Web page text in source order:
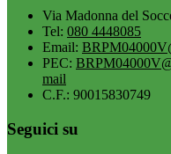
Via Madonna del
Tel: 080 4448085
Email:
PEC:
mail
C.F.: 90015830749
Seguici su